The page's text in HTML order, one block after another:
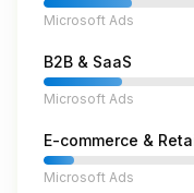
Microsoft Ads
B2B & SaaS
Microsoft Ads
E-commerce &
Microsoft Ads